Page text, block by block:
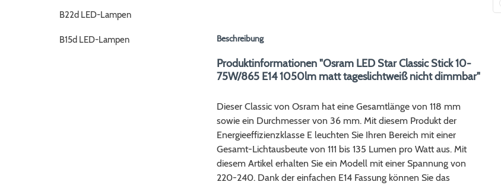
B22d LED-Lampen
B15d LED-Lampen Beschreibung
Produktinformationen "Osram LED Star Classic Stick 10-
75W/865 E14 1050lm matt tageslichtweiß nicht dimmbar"
Dieser Classic von Osram hat eine Gesamtlänge von 118 mm
sowie ein Durchmesser von 36 mm. Mit diesem Produkt der
Energieeffizienzklasse E leuchten Sie Ihren Bereich mit einer
Gesamt-Lichtausbeute von 111 bis 135 Lumen pro Watt aus. Mit
diesem Artikel erhalten Sie ein Modell mit einer Spannung von
220-240. Dank der einfachen E14 Fassung können Sie das